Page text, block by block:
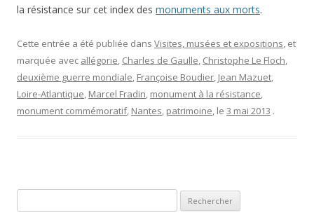
la résistance sur cet index des monuments aux morts.
Cette entrée a été publiée dans Visites, musées et expositions, et
marquée avec allégorie, Charles de Gaulle, Christophe Le Floch,
deuxième guerre mondiale, Françoise Boudier, Jean Mazuet,
Loire-Atlantique, Marcel Fradin, monument à la résistance,
monument commémoratif, Nantes, patrimoine, le 3 mai 2013 .